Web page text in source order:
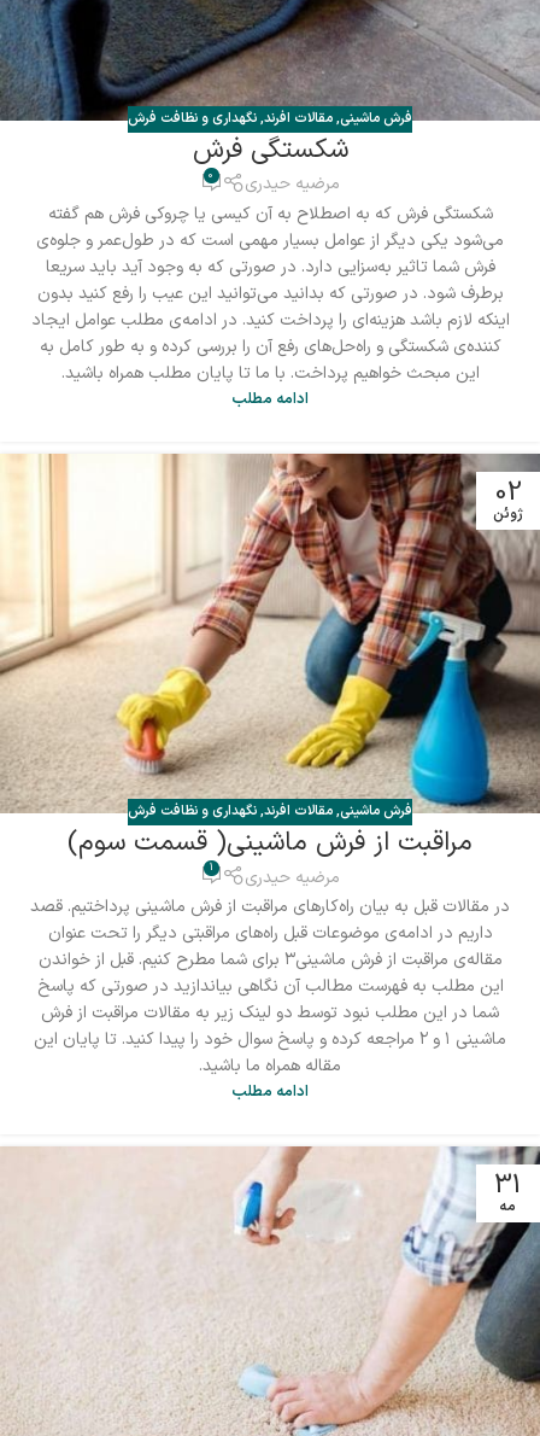
فرش ماشینی,مقالات افرند,نگهداری و نظافت فرش
شکستگی فرش
مرضیه حیدری 0
شکستگی فرش که به اصطلاح به آن کیسی یا چروکی فرش هم گفته
می‌شود یکی‌ دیگر از عوامل بسیار مهمی است که در طول‌عمر و جلوه‌ی
فرش شما تاثیر به‌سزایی دارد. در صورتی که به وجود آید باید سریعا
برطرف شود. در صورتی که بدانید می‌توانید این عیب را رفع کنید بدون
اینکه لازم باشد هزینه‌ای را پرداخت کنید. در ادامه‌ی مطلب عوامل ایجاد
کننده‌ی شکستگی و راه‌حل‌های رفع آن را بررسی کرده و به طور کامل به
این مبحث خواهیم پرداخت. با ما تا پایان مطلب همراه باشید.
ادامه مطلب
02
ژوئن
فرش ماشینی,مقالات افرند,نگهداری و نظافت فرش
مراقبت از فرش ماشینی( قسمت سوم)
مرضیه حیدری 1
در مقالات قبل به بیان راه‌کارهای مراقبت از فرش ماشینی پرداختیم. قصد
داریم در ادامه‌ی موضوعات قبل راه‌های مراقبتی دیگر را تحت عنوان
مقاله‌ی مراقبت از فرش ماشینی۳ برای شما مطرح کنیم. قبل از خواندن
این مطلب به فهرست مطالب آن نگاهی بیاندازید در صورتی که پاسخ
شما در این مطلب نبود توسط دو لینک زیر به مقالات مراقبت از فرش
ماشینی ۱ و ۲ مراجعه کرده و پاسخ سوال خود را پیدا کنید. تا پایان این
مقاله همراه ما باشید.
ادامه مطلب
31
مه